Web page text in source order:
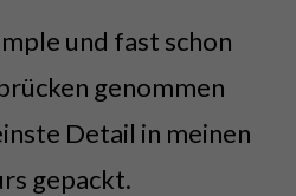
und fast schon
genommen
Detail in meinen
gepackt.